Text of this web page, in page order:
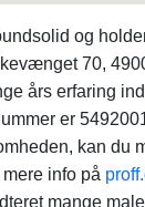
og
70,
års erfaring
er
kan du
info på
mange